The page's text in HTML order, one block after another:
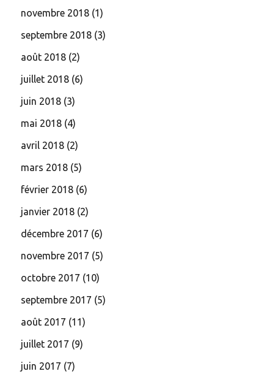
novembre 2018 (1)
septembre 2018 (3)
août 2018 (2)
juillet 2018 (6)
juin 2018 (3)
mai 2018 (4)
avril 2018 (2)
mars 2018 (5)
février 2018 (6)
janvier 2018 (2)
décembre 2017 (6)
novembre 2017 (5)
octobre 2017 (10)
septembre 2017 (5)
août 2017 (11)
juillet 2017 (9)
juin 2017 (7)